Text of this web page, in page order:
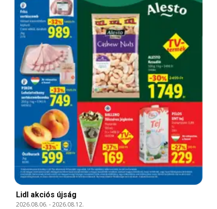
Lidl akciós újság
2026.08.06. -2026.08.12.